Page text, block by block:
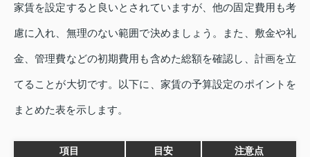
家賃を設定すると良いとされていますが、他の固定費用も考
慮に入れ、無理のない範囲で決めましょう。また、敷金や礼
金、管理費などの初期費用も含めた総額を確認し、計画を立
てることが大切です。以下に、家賃の予算設定のポイントを
まとめた表を示します。
項目 目安 注意点